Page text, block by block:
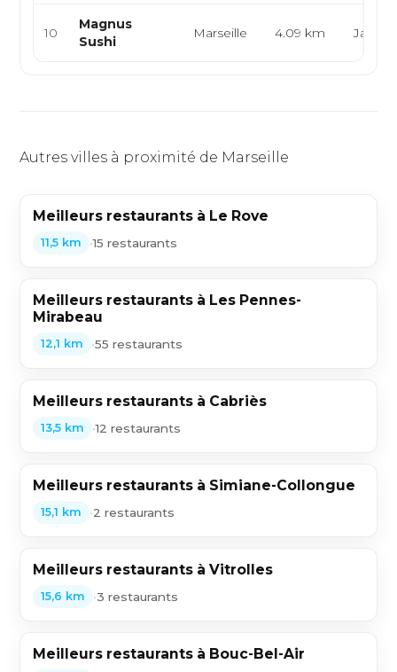
10
Magnus
Sushi
Marseille 4.09 km
Autres villes à proximité de Marseille
Meilleurs restaurants à Le Rove
11,5 km •15 restaurants
Meilleurs restaurants à Les Pennes-
Mirabeau
12,1 km •55 restaurants
Meilleurs restaurants à Cabriès
13,5 km •12 restaurants
Meilleurs restaurants à Simiane-Collongue
15,1 km •2 restaurants
Meilleurs restaurants à Vitrolles
15,6 km •3 restaurants
Meilleurs restaurants à Bouc-Bel-Air